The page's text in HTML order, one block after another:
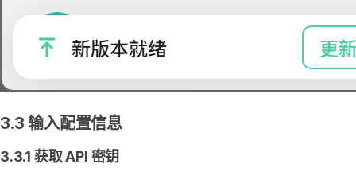
3.3 输入配置信息
3.3.1 获取 API 密钥